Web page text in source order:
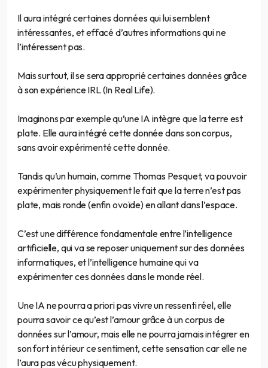
Il aura intégré certaines données qui lui semblent
intéressantes, et effacé d’autres informations qui ne
l’intéressent pas.
Mais surtout, il se sera approprié certaines données grâce
à son expérience IRL (In Real Life).
Imaginons par exemple qu’une IA intègre que la terre est
plate. Elle aura intégré cette donnée dans son corpus,
sans avoir expérimenté cette donnée.
Tandis qu’un humain, comme Thomas Pesquet, va pouvoir
expérimenter physiquement le fait que la terre n’est pas
plate, mais ronde (enfin ovoïde) en allant dans l’espace.
C’est une différence fondamentale entre l’intelligence
artificielle, qui va se reposer uniquement sur des données
informatiques, et l’intelligence humaine qui va
expérimenter ces données dans le monde réel.
Une IA ne pourra a priori pas vivre un ressenti réel, elle
pourra savoir ce qu’est l’amour grâce à un corpus de
données sur l’amour, mais elle ne pourra jamais intégrer en
son fort intérieur ce sentiment, cette sensation car elle ne
l’aura pas vécu physiquement.